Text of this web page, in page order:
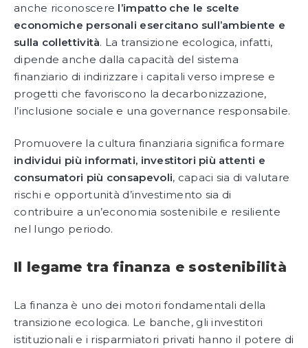
anche riconoscere l’impatto che le scelte
economiche personali esercitano sull’ambiente e
sulla collettività. La transizione ecologica, infatti,
dipende anche dalla capacità del sistema
finanziario di indirizzare i capitali verso imprese e
progetti che favoriscono la decarbonizzazione,
l’inclusione sociale e una governance responsabile.
Promuovere la cultura finanziaria significa formare
individui più informati, investitori più attenti e
consumatori più consapevoli, capaci sia di valutare
rischi e opportunità d’investimento sia di
contribuire a un’economia sostenibile e resiliente
nel lungo periodo.
Il legame tra finanza e sostenibilità
La finanza è uno dei motori fondamentali della
transizione ecologica. Le banche, gli investitori
istituzionali e i risparmiatori privati hanno il potere di